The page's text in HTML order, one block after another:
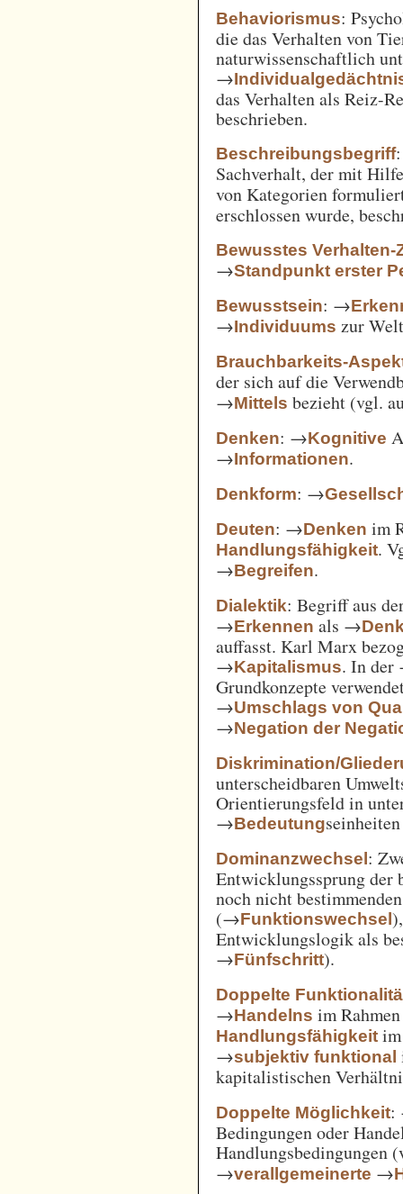
Behaviorismus:
die das Verhalten von
naturwissenschaftlich
→
das Verhalten als Reiz-
beschrieben.
Beschreibungsbegriff
Sachverhalt, der mit
von Kategorien
erschlossen wurde,
Bewusstes Verhalten-
→Standpunkt erster
Bewusstsein: →
→Individuums zur
Brauchbarkeits-
der sich auf die
→Mittels bezieht (vgl.
Denken: →Kognitive
→Informationen.
Denkform: →
Deuten: →Denken im
Handlungsfähigkeit.
→Begreifen.
Dialektik: Begriff aus
→Erkennen als →
auffasst. Karl Marx
→Kapitalismus. In
Grundkonzepte
→Umschlags von
→Negation der
Diskrimination/
unterscheidbaren
Orientierungsfeld in
→Bedeutung
Dominanzwechsel:
Entwicklungssprung der
noch nicht
(→Funktionswechsel
Entwicklungslogik als
→Fünfschritt).
Doppelte
→Handelns im
Handlungsfähigkeit
→subjektiv funktional
kapitalistischen
Doppelte Möglichkeit:
Bedingungen oder
Handlungsbedingungen
→verallgemeinerte →